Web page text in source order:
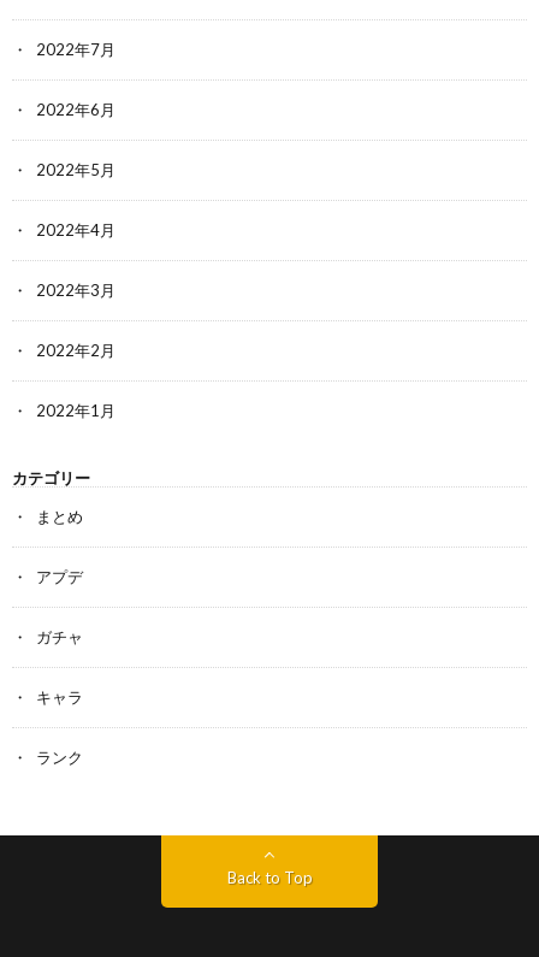
2022年7月
2022年6月
2022年5月
2022年4月
2022年3月
2022年2月
2022年1月
カテゴリー
まとめ
アプデ
ガチャ
キャラ
ランク
Back to Top